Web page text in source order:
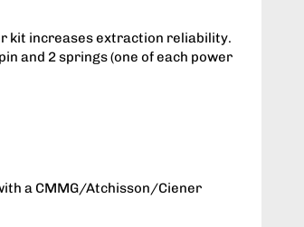
kit increases extraction reliability.
and 2 springs (one of each power
a CMMG/Atchisson/Ciener